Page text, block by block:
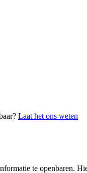
Laat het ons weten
te openbaren.